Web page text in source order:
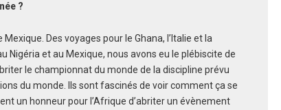
?
Des voyages pour le Ghana, l’Italie et la
Nigéria et au Mexique, nous avons eu le plébiscite de
le championnat du monde de la discipline prévu
du monde. Ils sont fascinés de voir comment ça se
un honneur pour l’Afrique d’abriter un évènement